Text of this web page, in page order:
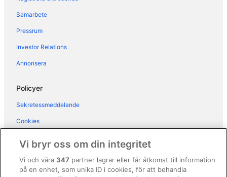
Samarbete
Pressrum
Investor Relations
Annonsera
Policyer
Sekretessmeddelande
Cookies
Regler och villkor för Vrbo
Vi bryr oss om din integritet
Vi och våra347 partner lagrar eller får åtkomst till information
på en enhet, som unika ID i cookies, för att behandla